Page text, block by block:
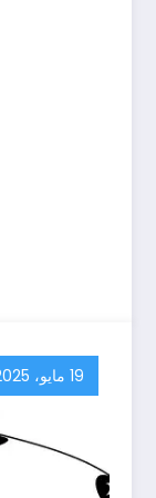
19 مايو، 2025